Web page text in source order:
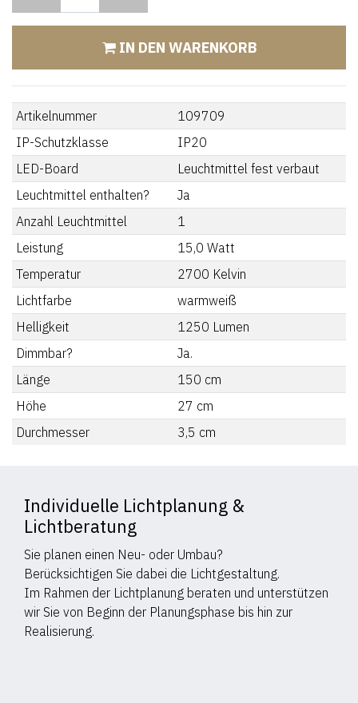
IN DEN WARENKORB
Artikelnummer
109709
IP-Schutzklasse
IP20
LED-Board
Leuchtmittel fest verbaut
Leuchtmittel enthalten?
Ja
Anzahl Leuchtmittel
1
Leistung
15,0 Watt
Temperatur
2700 Kelvin
Lichtfarbe
warmweiß
Helligkeit
1250 Lumen
Dimmbar?
Ja.
Länge
150 cm
Höhe
27 cm
Durchmesser
3,5 cm
Individuelle Lichtplanung &
Lichtberatung
Sie planen einen Neu- oder Umbau?
Berücksichtigen Sie dabei die Lichtgestaltung.
Im Rahmen der Lichtplanung beraten und unterstützen
wir Sie von Beginn der Planungsphase bis hin zur
Realisierung.